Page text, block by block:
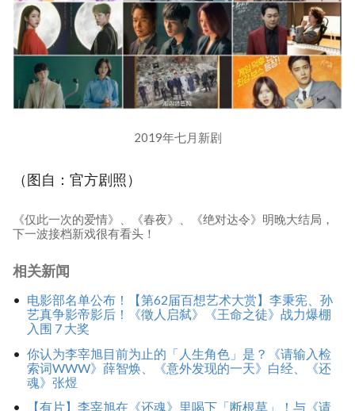
2019年七月新剧
（图自：官方剧照）
《仅此一次的爱情》、《春夜》、《绝对达令》明晚大结局，
下一波接档新戏很有看头！
相关新闻
电影部名单公布！【第62届百想艺术大赏】李秉宪、孙
艺真争影帝影后！《徵人启弑》《王命之徒》战力爆棚
入围 7 大奖
你认为李宰旭目前为止的「人生角色」是？《请输入检
索词WWW》薛智焕、《意外发现的一天》白经、《还
魂》张煜
【有片】李宰旭在《还魂》里喝下「断根草」！与《请